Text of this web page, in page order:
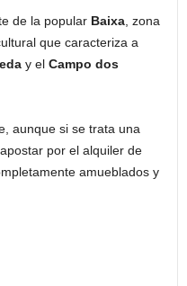
de la popular Baixa, zona
que caracteriza a
y el Campo dos
aunque si se trata una
por el alquiler de
amueblados y